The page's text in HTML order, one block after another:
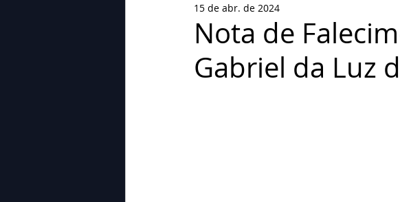
Geral Nova categoria
Nota de
Gabriel da Luz
15 de abr. de 2024